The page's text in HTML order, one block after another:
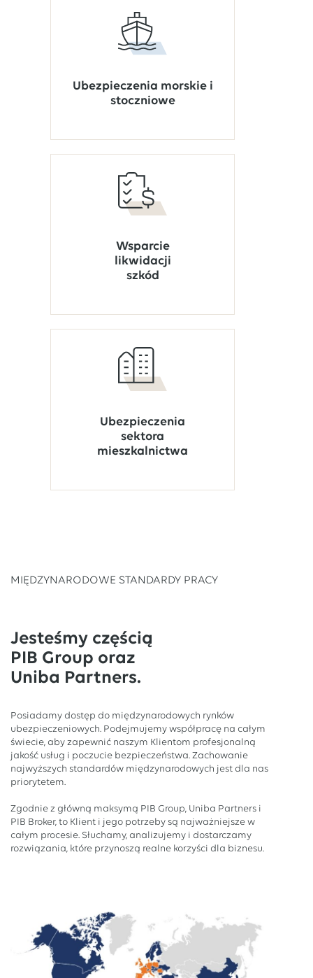
Ubezpieczenia morskie i
stoczniowe
Wsparcie
likwidacji
szkód
Ubezpieczenia
sektora
mieszkalnictwa
MIĘDZYNARODOWE STANDARDY PRACY
Jesteśmy częścią
PIB Group oraz
Uniba Partners.
Posiadamy dostęp do międzynarodowych rynków
ubezpieczeniowych. Podejmujemy współpracę na całym
świecie, aby zapewnić naszym Klientom profesjonalną
jakość usług i poczucie bezpieczeństwa. Zachowanie
najwyższych standardów międzynarodowych jest dla nas
priorytetem.
Zgodnie z główną maksymą PIB Group, Uniba Partners i
PIB Broker, to Klient i jego potrzeby są najważniejsze w
całym procesie. Słuchamy, analizujemy i dostarczamy
rozwiązania, które przynoszą realne korzyści dla biznesu.